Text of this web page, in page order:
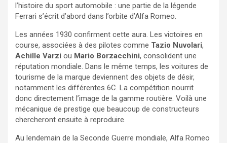
l’histoire du sport automobile : une partie de la légende
Ferrari s’écrit d’abord dans l’orbite d’Alfa Romeo.
Les années 1930 confirment cette aura. Les victoires en
course, associées à des pilotes comme Tazio Nuvolari,
Achille Varzi ou Mario Borzacchini, consolident une
réputation mondiale. Dans le même temps, les voitures de
tourisme de la marque deviennent des objets de désir,
notamment les différentes 6C. La compétition nourrit
donc directement l’image de la gamme routière. Voilà une
mécanique de prestige que beaucoup de constructeurs
chercheront ensuite à reproduire.
Au lendemain de la Seconde Guerre mondiale, Alfa Romeo